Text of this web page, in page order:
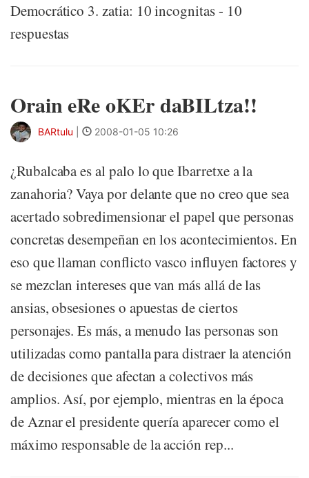
Democrático 3. zatia: 10 incognitas - 10
respuestas
Orain eRe oKEr daBILtza!!
BARtulu 2008-01-05 10:26
¿Rubalcaba es al palo lo que Ibarretxe a la
zanahoria? Vaya por delante que no creo que sea
acertado sobredimensionar el papel que personas
concretas desempeñan en los acontecimientos. En
eso que llaman conflicto vasco influyen factores y
se mezclan intereses que van más allá de las
ansias, obsesiones o apuestas de ciertos
personajes. Es más, a menudo las personas son
utilizadas como pantalla para distraer la atención
de decisiones que afectan a colectivos más
amplios. Así, por ejemplo, mientras en la época
de Aznar el presidente quería aparecer como el
máximo responsable de la acción rep...